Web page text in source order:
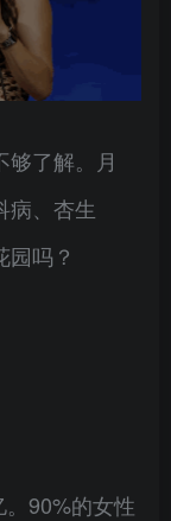
了解。月
病、杏生
吗？
90%的女性